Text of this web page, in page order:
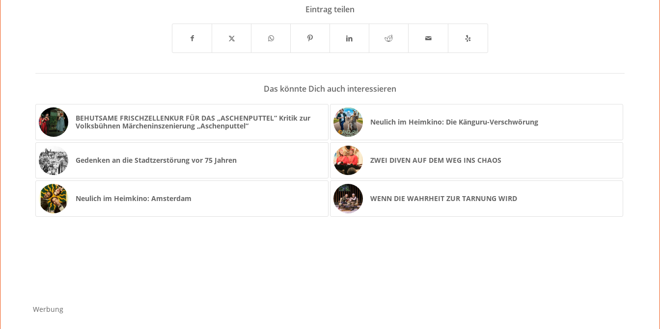
Eintrag teilen
Das könnte Dich auch interessieren
BEHUTSAME FRISCHZELLENKUR FÜR DAS „ASCHENPUTTEL“ Kritik zur
Volksbühnen Märcheninszenierung „Aschenputtel“
Neulich im Heimkino: Die Känguru-Verschwörung
Gedenken an die Stadtzerstörung vor 75 Jahren ZWEI DIVEN AUF DEM WEG INS CHAOS
Neulich im Heimkino: Amsterdam WENN DIE WAHRHEIT ZUR TARNUNG WIRD
Werbung